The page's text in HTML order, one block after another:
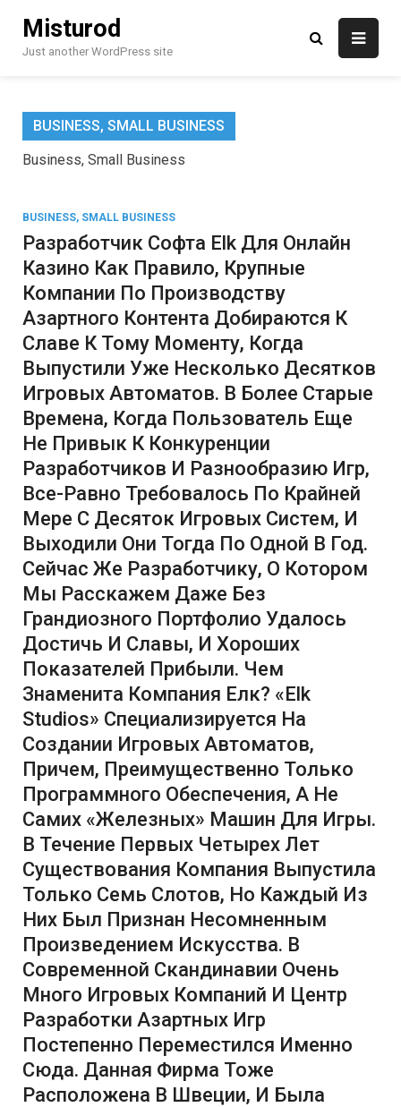
content
Misturod
Just another WordPress site
BUSINESS, SMALL BUSINESS
Business, Small Business
BUSINESS, SMALL BUSINESS
Разработчик Софта Elk Для Онлайн
Казино Как Правило, Крупные
Компании По Производству
Азартного Контента Добираются К
Славе К Тому Моменту, Когда
Выпустили Уже Несколько Десятков
Игровых Автоматов. В Более Старые
Времена, Когда Пользователь Еще
Не Привык К Конкуренции
Разработчиков И Разнообразию Игр,
Все-Равно Требовалось По Крайней
Мере С Десяток Игровых Систем, И
Выходили Они Тогда По Одной В Год.
Сейчас Же Разработчику, О Котором
Мы Расскажем Даже Без
Грандиозного Портфолио Удалось
Достичь И Славы, И Хороших
Показателей Прибыли. Чем
Знаменита Компания Елк? «Elk
Studios» Специализируется На
Создании Игровых Автоматов,
Причем, Преимущественно Только
Программного Обеспечения, А Не
Самих «Железных» Машин Для Игры.
В Течение Первых Четырех Лет
Существования Компания Выпустила
Только Семь Слотов, Но Каждый Из
Них Был Признан Несомненным
Произведением Искусства. В
Современной Скандинавии Очень
Много Игровых Компаний И Центр
Разработки Азартных Игр
Постепенно Переместился Именно
Сюда. Данная Фирма Тоже
Расположена В Швеции, И Была